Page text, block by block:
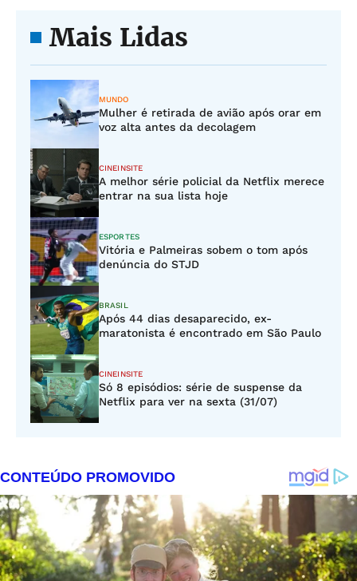
Mais Lidas
MUNDO
Mulher é retirada de avião após orar em
voz alta antes da decolagem
CINEINSITE
A melhor série policial da Netflix merece
entrar na sua lista hoje
ESPORTES
Vitória e Palmeiras sobem o tom após
denúncia do STJD
BRASIL
Após 44 dias desaparecido, ex-
maratonista é encontrado em São Paulo
CINEINSITE
Só 8 episódios: série de suspense da
Netflix para ver na sexta (31/07)